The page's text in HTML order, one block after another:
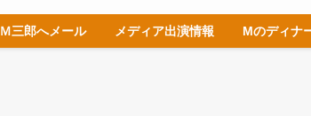
Ｍ三郎へメール メディア出演情報 Mのディナ